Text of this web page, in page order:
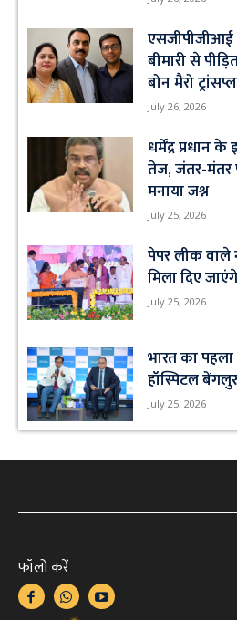
बीमारी से
बोन मैरो
July 26, 2026
धर्मेंद्र प्रधान
तेज, जंतर-मंतर
मनाया जश्न
July 25, 2026
पेपर लीक वाले
मिला दिए
July 25, 2026
भारत का
हॉस्पिटल
July 25, 2026
फॉलो करें